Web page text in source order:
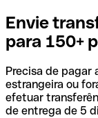
Envie
para 150+
Precisa de pagar
estrangeira ou
efetuar
de entrega de 5